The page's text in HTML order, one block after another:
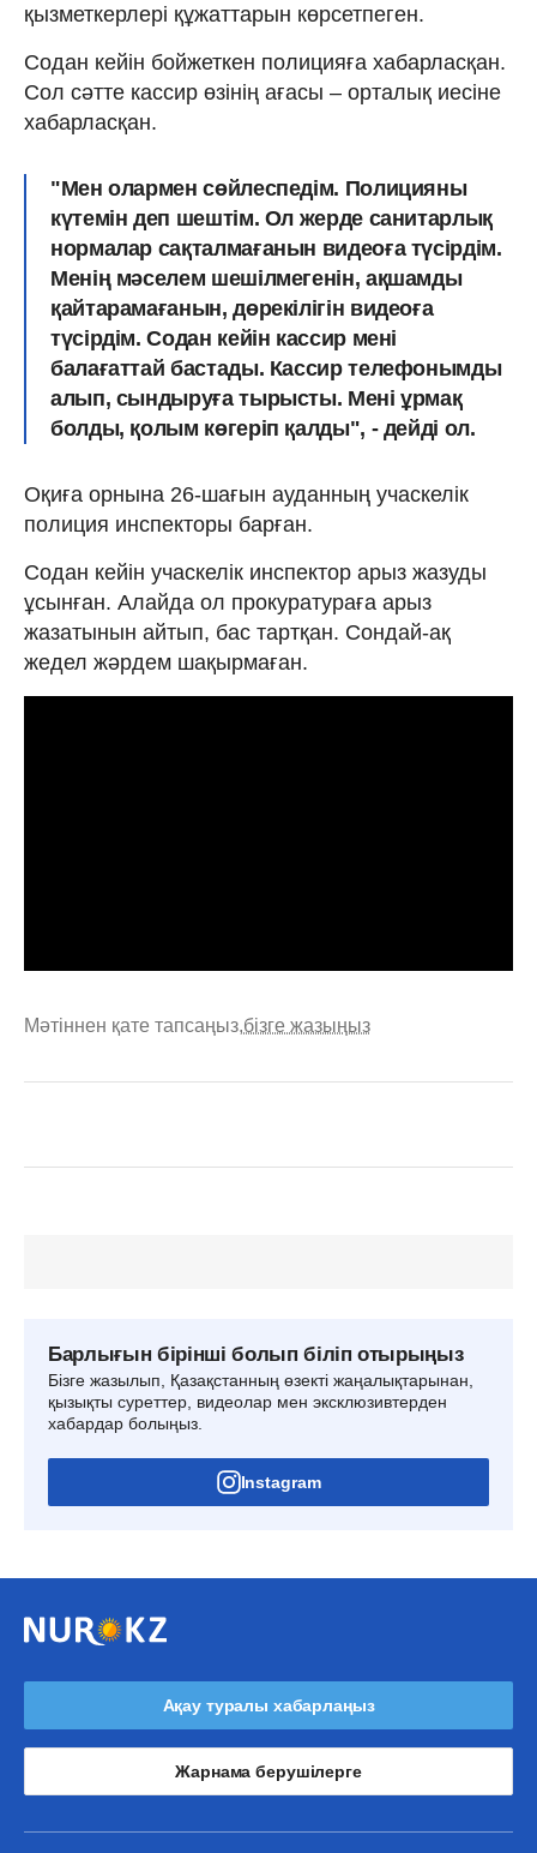
қызметкерлері құжаттарын көрсетпеген.
Содан кейін бойжеткен полицияға хабарласқан.
Сол сәтте кассир өзінің ағасы – орталық иесіне
хабарласқан.
"Мен олармен сөйлеспедім. Полицияны
күтемін деп шештім. Ол жерде санитарлық
нормалар сақталмағанын видеоға түсірдім.
Менің мәселем шешілмегенін, ақшамды
қайтарамағанын, дөрекілігін видеоға
түсірдім. Содан кейін кассир мені
балағаттай бастады. Кассир телефонымды
алып, сындыруға тырысты. Мені ұрмақ
болды, қолым көгеріп қалды", - дейді ол.
Оқиға орнына 26-шағын ауданның учаскелік
полиция инспекторы барған.
Содан кейін учаскелік инспектор арыз жазуды
ұсынған. Алайда ол прокуратураға арыз
жазатынын айтып, бас тартқан. Сондай-ақ
жедел жәрдем шақырмаған.
Мәтіннен қате тапсаңыз,бізге жазыңыз
Барлығын бірінші болып біліп отырыңыз
Бізге жазылып, Қазақстанның өзекті жаңалықтарынан,
қызықты суреттер, видеолар мен эксклюзивтерден
хабардар болыңыз.
Instagram
Ақау туралы хабарлаңыз
Жарнама берушілерге